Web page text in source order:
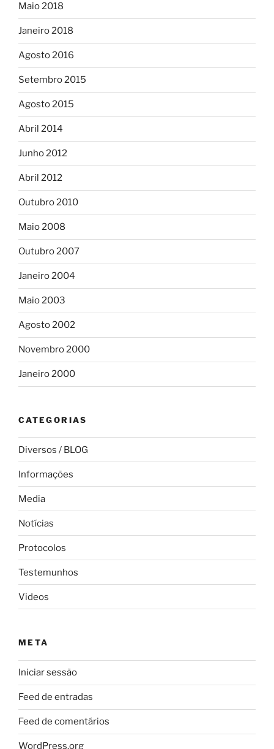
Maio 2018
Janeiro 2018
Agosto 2016
Setembro 2015
Agosto 2015
Abril 2014
Junho 2012
Abril 2012
Outubro 2010
Maio 2008
Outubro 2007
Janeiro 2004
Maio 2003
Agosto 2002
Novembro 2000
Janeiro 2000
CATEGORIAS
Diversos / BLOG
Informações
Media
Notícias
Protocolos
Testemunhos
Videos
META
Iniciar sessão
Feed de entradas
Feed de comentários
WordPress.org